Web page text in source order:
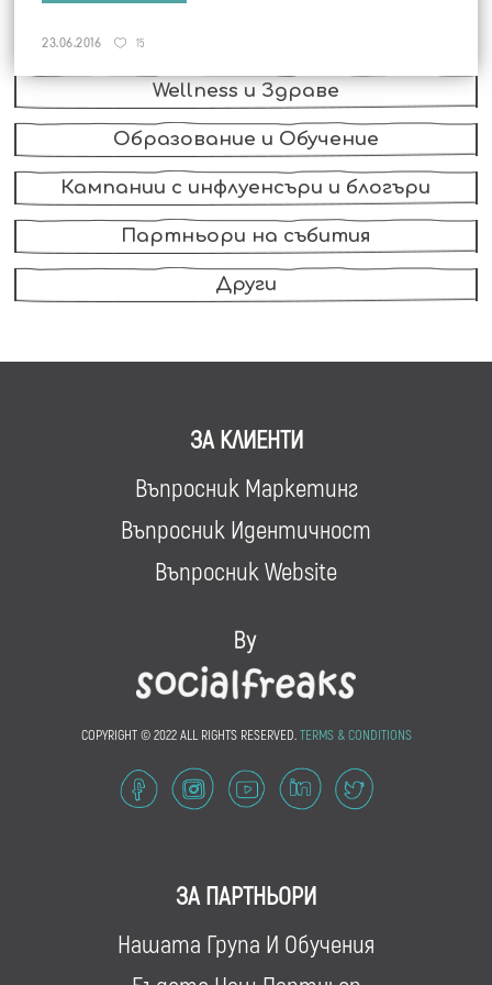
FMCG, Храни и Напитки
Wellness и Здраве
Образование и Обучение
Кампании с инфлуенсъри и блогъри
Партньори на събития
Други
23.06.2016 15
ЗА КЛИЕНТИ
Въпросник Маркетинг
Въпросник Идентичност
Въпросник Website
COPYRIGHT © 2022 ALL RIGHTS RESERVED. TERMS & CONDITIONS
ЗА ПАРТНЬОРИ
Нашата Група И Обучения